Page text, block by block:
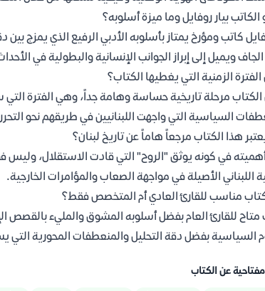
بيار روفايل وما ميزة أسلوبه؟
كاتب ومؤرخ يمتاز بأسلوبه الأدبي الرفيع الذي يمزج
ويميل إلى إبراز الجوانب الإنسانية والبطولية في
الزمنية التي يغطيها الكتاب؟
السياسية التي واجهت اللبنانيين في طريقهم نحو
هذا الكتاب مرجعاً هاماً عن تاريخ لبنان؟
في كونه يوثق "الروح" التي قادت الاستقلال، وليس
الأصيلة في مواجهة الصعاب والمؤامرات الخارجية.
مناسب للقارئ العادي أم المتخصص فقط؟
متاح للقارئ العام بفضل أسلوبه المشوق والمليء بالقصص
السياسية بفضل دقة التحليل والمنعطفات المحورية التي
عن الكتاب